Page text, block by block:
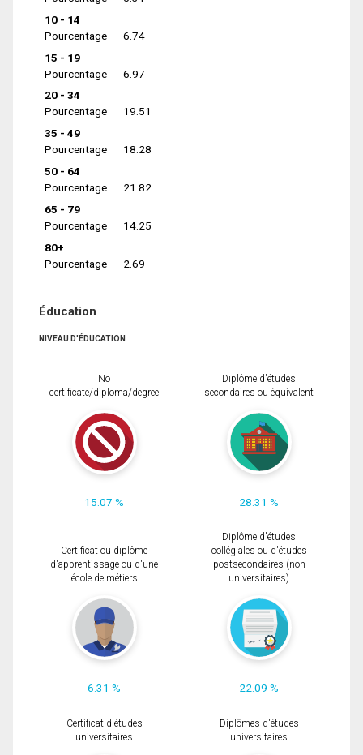
10 - 14
Pourcentage
6.74
15 - 19
Pourcentage
6.97
20 - 34
Pourcentage
19.51
35 - 49
Pourcentage
18.28
50 - 64
Pourcentage
21.82
65 - 79
Pourcentage
14.25
80+
Pourcentage
2.69
Éducation
NIVEAU D'ÉDUCATION
No
certificate/diploma/degree
15.07 %
Diplôme d'études
secondaires ou équivalent
28.31 %
Certificat ou diplôme
d'apprentissage ou d'une
école de métiers
6.31 %
Diplôme d'études
collégiales ou d'études
postsecondaires (non
universitaires)
22.09 %
Certificat d'études
universitaires
Diplômes d'études
universitaires